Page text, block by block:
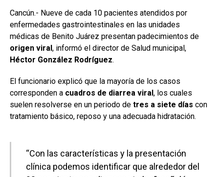
Cancún.- Nueve de cada 10 pacientes atendidos por
enfermedades gastrointestinales en las unidades
médicas de Benito Juárez presentan padecimientos de
origen viral, informó el director de Salud municipal,
Héctor González Rodríguez.
El funcionario explicó que la mayoría de los casos
corresponden a cuadros de diarrea viral, los cuales
suelen resolverse en un periodo de tres a siete días con
tratamiento básico, reposo y una adecuada hidratación.
“Con las características y la presentación
clínica podemos identificar que alrededor del